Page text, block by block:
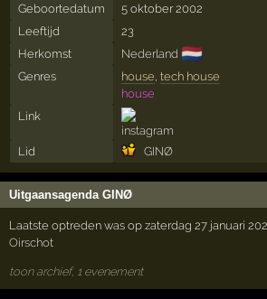
Geboortedatum
5 oktober 2002
Leeftijd
23
Herkomst
Nederland 🇳🇱
Genres house tech house
house
Link
Lid GINØ
Uitgaansagenda GINØ
Laatste optreden was op zaterdag 27 januari
Oirschot
toon archief, 1 evenement